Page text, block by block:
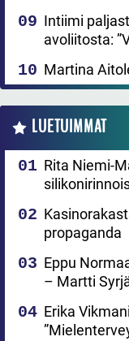
Intiimi
avoliitosta:
Martina
LUETUIMMAT
Rita Niemi-
propaganda
Eppu
– Martti
Erika